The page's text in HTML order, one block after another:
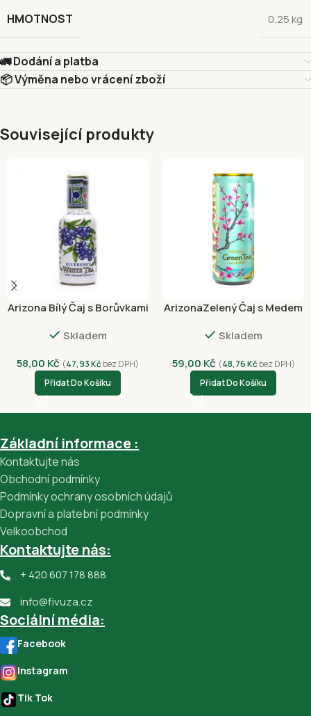
HMOTNOST
0,25 kg
🚛 Dodání a platba
📦 Výměna nebo vrácení zboží
Související produkty
Arizona Bílý Čaj s Borůvkami
Skladem
58,00 Kč (47,93Kčbez DPH)
Přidat Do Košíku
ArizonaZelený Čaj s Medem
Skladem
59,00 Kč (48,76Kčbez DPH)
Přidat Do Košíku
Základní informace :
Kontaktujte nás
Obchodní podmínky
Podmínky ochrany osobních údajů
Dopravní a platební podmínky
Velkoobchod
Kontaktujte nás:
+ 420 607 178 888
info@fivuza.cz
Sociální média:
Facebook
Instagram
Tik Tok